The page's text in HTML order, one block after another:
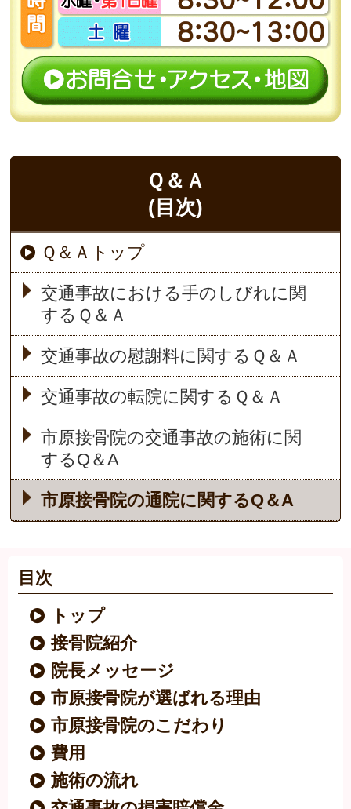
Ｑ＆Ａ
(目次)
Ｑ＆Ａトップ
交通事故における手のしびれに関
するＱ＆Ａ
交通事故の慰謝料に関するＱ＆Ａ
交通事故の転院に関するＱ＆Ａ
市原接骨院の交通事故の施術に関
するQ＆A
市原接骨院の通院に関するQ＆A
目次
トップ
接骨院紹介
院長メッセージ
市原接骨院が選ばれる理由
市原接骨院のこだわり
費用
施術の流れ